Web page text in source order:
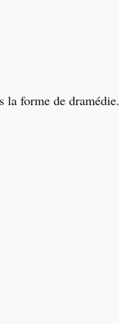
la forme de dramédie.